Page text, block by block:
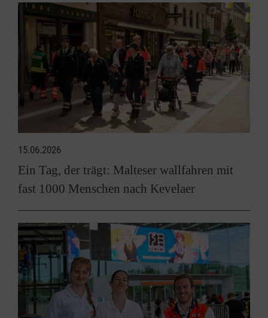
15.06.2026
Ein Tag, der trägt: Malteser wallfahren mit
fast 1000 Menschen nach Kevelaer